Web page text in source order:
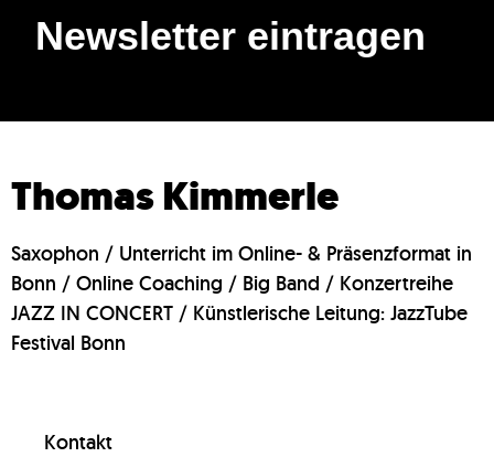
Newsletter eintragen
Thomas Kimmerle
Saxophon / Unterricht im Online- & Präsenzformat in
Bonn / Online Coaching / Big Band / Konzertreihe
JAZZ IN CONCERT / Künstlerische Leitung: JazzTube
Festival Bonn
Kontakt